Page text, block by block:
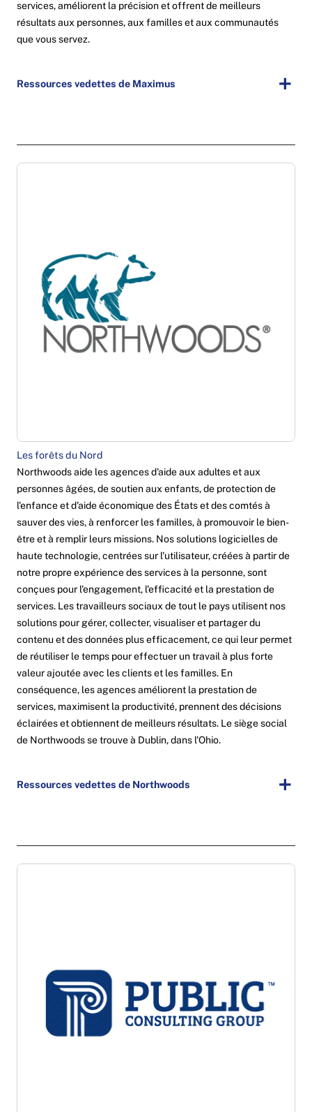
services, améliorent la précision et offrent de meilleurs
résultats aux personnes, aux familles et aux communautés
que vous servez.
Ressources vedettes de Maximus
Les forêts du Nord
Northwoods aide les agences d'aide aux adultes et aux
personnes âgées, de soutien aux enfants, de protection de
l'enfance et d'aide économique des États et des comtés à
sauver des vies, à renforcer les familles, à promouvoir le bien-
être et à remplir leurs missions. Nos solutions logicielles de
haute technologie, centrées sur l'utilisateur, créées à partir de
notre propre expérience des services à la personne, sont
conçues pour l'engagement, l'efficacité et la prestation de
services. Les travailleurs sociaux de tout le pays utilisent nos
solutions pour gérer, collecter, visualiser et partager du
contenu et des données plus efficacement, ce qui leur permet
de réutiliser le temps pour effectuer un travail à plus forte
valeur ajoutée avec les clients et les familles. En
conséquence, les agences améliorent la prestation de
services, maximisent la productivité, prennent des décisions
éclairées et obtiennent de meilleurs résultats. Le siège social
de Northwoods se trouve à Dublin, dans l'Ohio.
Ressources vedettes de Northwoods